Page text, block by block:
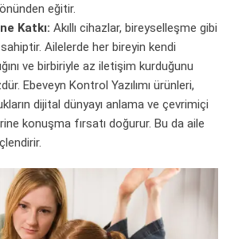
eğitir.
Katkı: Akıllı cihazlar, bireyselleşme gibi
Ailelerde her bireyin kendi
ve birbiriyle az iletişim kurduğunu
Ebeveyn Kontrol Yazılımı ürünleri,
dijital dünyayı anlama ve çevrimiçi
konuşma fırsatı doğurur. Bu da aile